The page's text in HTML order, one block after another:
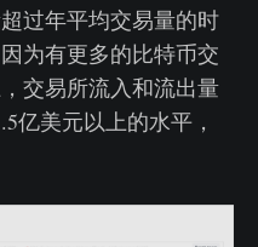
过年平均交易量的时
为有更多的比特币交
交易所流入和流出量
亿美元以上的水平，